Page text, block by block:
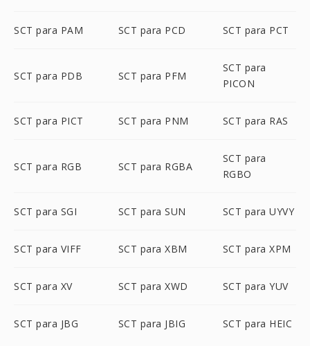
SCT para PAM SCT para PCD SCT para PCT
SCT para PDB SCT para PFM
SCT para
PICON
SCT para PICT SCT para PNM SCT para RAS
SCT para RGB SCT para RGBA
SCT para
RGBO
SCT para SGI SCT para SUN SCT para UYVY
SCT para VIFF SCT para XBM SCT para XPM
SCT para XV SCT para XWD SCT para YUV
SCT para JBG SCT para JBIG SCT para HEIC